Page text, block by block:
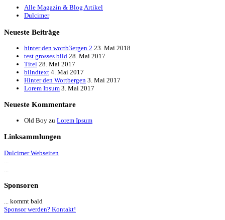
Alle Magazin & Blog Artikel
Dulcimer
Neueste Beiträge
hinter den wortb3ergen 2 23. Mai 2018
test grosses bild 28. Mai 2017
Titel 28. Mai 2017
bilndtext 4. Mai 2017
Hinter den Wortbergen 3. Mai 2017
Lorem Ipsum 3. Mai 2017
Neueste Kommentare
Old Boy zu Lorem Ipsum
Linksammlungen
Dulcimer Webseiten
Sponsoren
... kommt bald
Sponsor werden? Kontakt!